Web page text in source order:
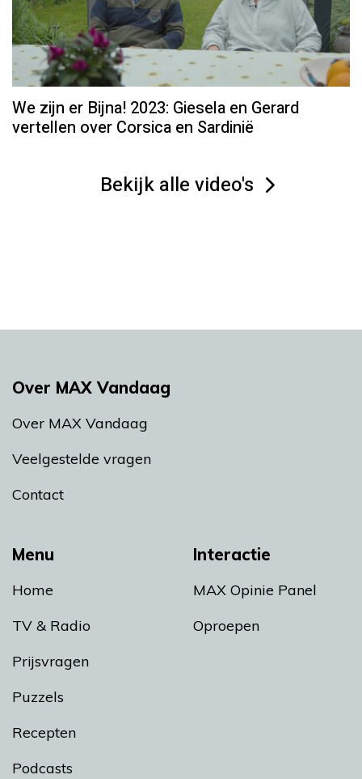
We zijn er Bijna! 2023: Giesela en Gerard
vertellen over Corsica en Sardinië
Bekijk alle video's
Menu
Home
TV & Radio
Prijsvragen
Puzzels
Recepten
Podcasts
Interactie
MAX Opinie Panel
Oproepen
Over MAX Vandaag
Over MAX Vandaag
Veelgestelde vragen
Contact